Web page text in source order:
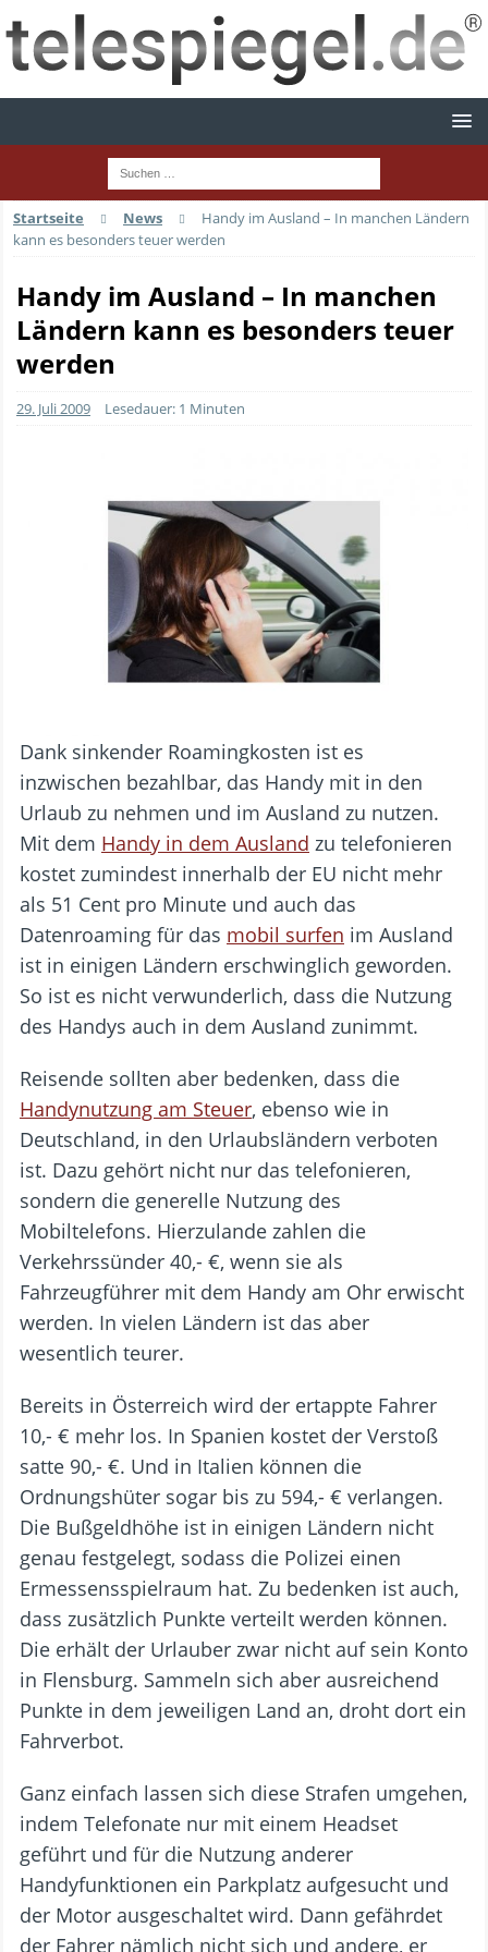
Startseite News
Handy im Ausland – In manchen Ländern
kann es besonders teuer werden
Handy im Ausland – In manchen
Ländern kann es besonders teuer
werden
29. Juli 2009 Lesedauer: 1 Minuten
Dank sinkender Roamingkosten ist es
inzwischen bezahlbar, das Handy mit in den
Urlaub zu nehmen und im Ausland zu nutzen.
Mit dem Handy in dem Ausland zu telefonieren
kostet zumindest innerhalb der EU nicht mehr
als 51 Cent pro Minute und auch das
Datenroaming für das mobil surfen im Ausland
ist in einigen Ländern erschwinglich geworden.
So ist es nicht verwunderlich, dass die Nutzung
des Handys auch in dem Ausland zunimmt.
Reisende sollten aber bedenken, dass die
Handynutzung am Steuer, ebenso wie in
Deutschland, in den Urlaubsländern verboten
ist. Dazu gehört nicht nur das telefonieren,
sondern die generelle Nutzung des
Mobiltelefons. Hierzulande zahlen die
Verkehrssünder 40,- €, wenn sie als
Fahrzeugführer mit dem Handy am Ohr erwischt
werden. In vielen Ländern ist das aber
wesentlich teurer.
Bereits in Österreich wird der ertappte Fahrer
10,- € mehr los. In Spanien kostet der Verstoß
satte 90,- €. Und in Italien können die
Ordnungshüter sogar bis zu 594,- € verlangen.
Die Bußgeldhöhe ist in einigen Ländern nicht
genau festgelegt, sodass die Polizei einen
Ermessensspielraum hat. Zu bedenken ist auch,
dass zusätzlich Punkte verteilt werden können.
Die erhält der Urlauber zwar nicht auf sein Konto
in Flensburg. Sammeln sich aber ausreichend
Punkte in dem jeweiligen Land an, droht dort ein
Fahrverbot.
Ganz einfach lassen sich diese Strafen umgehen,
indem Telefonate nur mit einem Headset
geführt und für die Nutzung anderer
Handyfunktionen ein Parkplatz aufgesucht und
der Motor ausgeschaltet wird. Dann gefährdet
der Fahrer nämlich nicht sich und andere, er